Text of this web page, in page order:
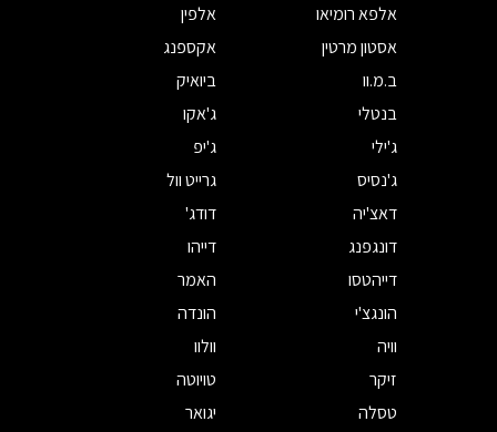
אלפא רומיאו
אלפין
אסטון מרטין
אקספנג
ב.מ.וו
ביואיק
בנטלי
ג'אקו
ג'ילי
ג'יפ
ג'נסיס
גרייט וול
דאצ'יה
דודג'
דונגפנג
דייהו
דייהטסו
האמר
הונגצ'י
הונדה
וויה
וולוו
זיקר
טויוטה
טסלה
יגואר